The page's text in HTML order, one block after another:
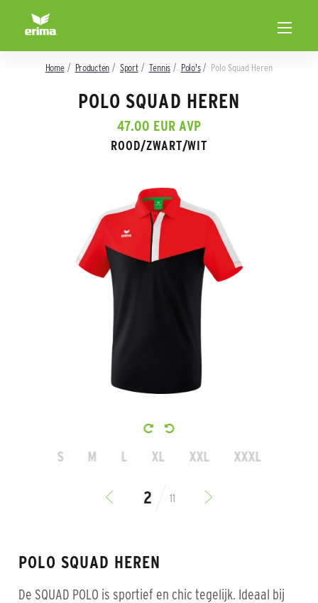
Home Producten Sport Tennis Polo's Polo Squad Heren
POLO SQUAD HEREN
47.00 EUR AVP
ROOD/ZWART/WIT
S M L XL XXL XXXL
11
POLO SQUAD HEREN
De SQUAD POLO is sportief en chic tegelijk. Ideaal bij